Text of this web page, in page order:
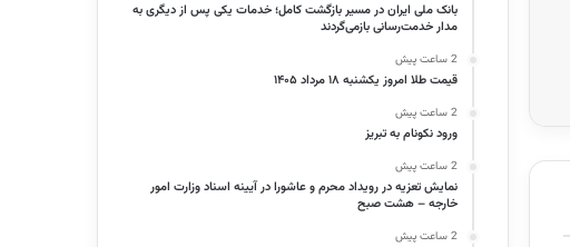
بانک ملی ایران در مسیر بازگشت کامل؛ خدمات یکی پس از دیگری به
مدار خدمت‌رسانی بازمی‌گردند
2 ساعت پیش
قیمت طلا امروز یکشنبه ۱۸ مرداد ۱۴۰۵
2 ساعت پیش
ورود نکونام به تبریز
2 ساعت پیش
نمایش تعزیه در رویداد محرم و عاشورا در آیینه اسناد وزارت امور
خارجه – هشت صبح
2 ساعت پیش